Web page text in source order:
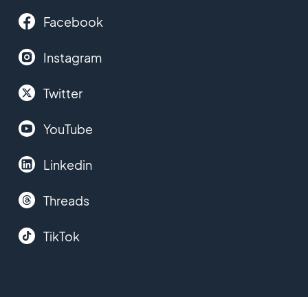
Facebook
Instagram
Twitter
YouTube
Linkedin
Threads
TikTok